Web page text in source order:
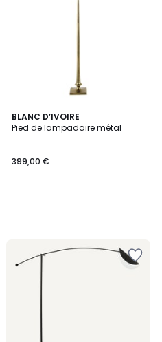
BLANC D’IVOIRE
Pied de lampadaire métal
399,00 €